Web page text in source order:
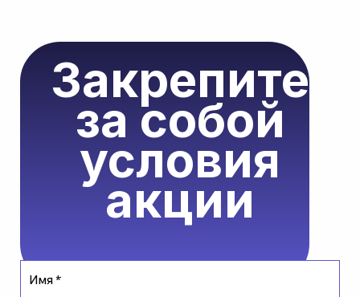
Закрепите
за собой
условия
акции
Имя *